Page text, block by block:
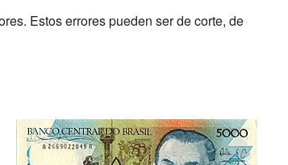
Estos errores pueden ser de corte, de